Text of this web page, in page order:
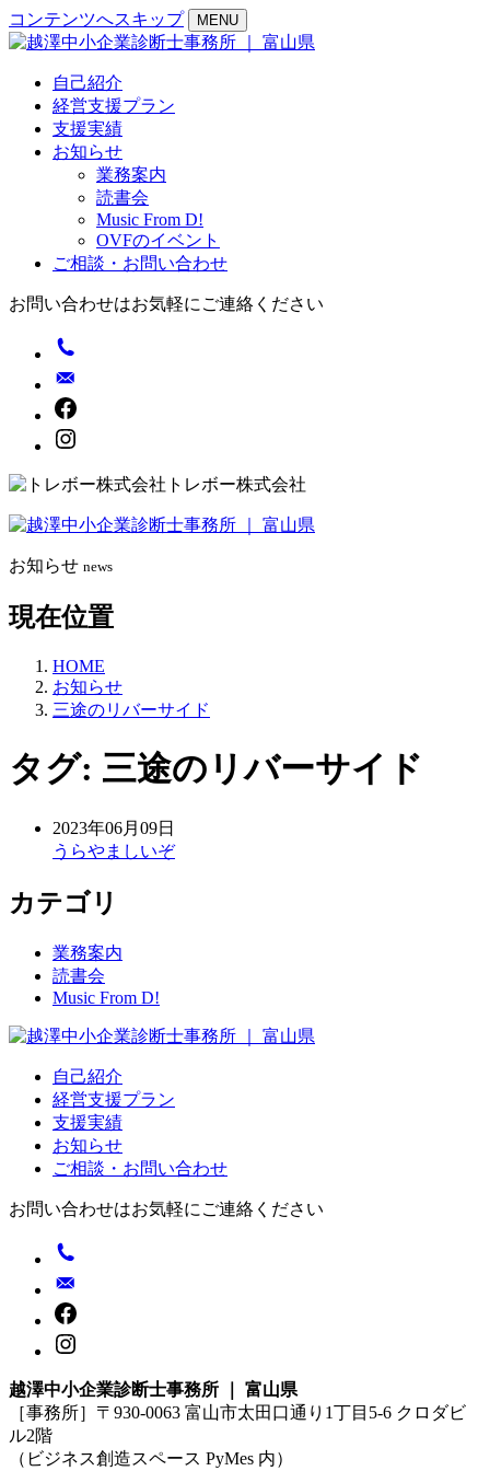
コンテンツへスキップ MENU
自己紹介
経営支援プラン
支援実績
お知らせ
業務案内
読書会
Music From D!
OVFのイベント
ご相談・お問い合わせ
お問い合わせはお気軽にご連絡ください
トレボー株式会社
お知らせ news
現在位置
HOME
お知らせ
三途のリバーサイド
タグ: 三途のリバーサイド
2023年06月09日
うらやましいぞ
カテゴリ
業務案内
読書会
Music From D!
自己紹介
経営支援プラン
支援実績
お知らせ
ご相談・お問い合わせ
お問い合わせはお気軽にご連絡ください
越澤中小企業診断士事務所 ｜ 富山県
［事務所］〒930-0063 富山市太田口通り1丁目5-6 クロダビ
ル2階
（ビジネス創造スペース PyMes 内）